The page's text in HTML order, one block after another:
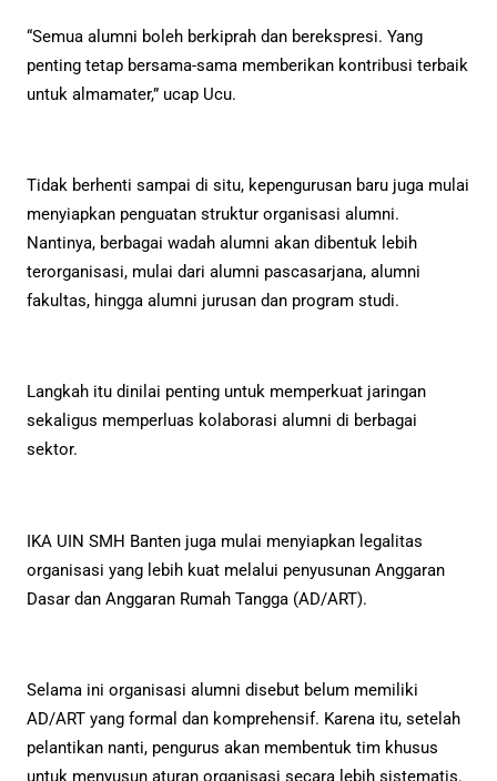
“Semua alumni boleh berkiprah dan berekspresi. Yang
penting tetap bersama-sama memberikan kontribusi terbaik
untuk almamater,” ucap Ucu.
Tidak berhenti sampai di situ, kepengurusan baru juga mulai
menyiapkan penguatan struktur organisasi alumni.
Nantinya, berbagai wadah alumni akan dibentuk lebih
terorganisasi, mulai dari alumni pascasarjana, alumni
fakultas, hingga alumni jurusan dan program studi.
Langkah itu dinilai penting untuk memperkuat jaringan
sekaligus memperluas kolaborasi alumni di berbagai
sektor.
IKA UIN SMH Banten juga mulai menyiapkan legalitas
organisasi yang lebih kuat melalui penyusunan Anggaran
Dasar dan Anggaran Rumah Tangga (AD/ART).
Selama ini organisasi alumni disebut belum memiliki
AD/ART yang formal dan komprehensif. Karena itu, setelah
pelantikan nanti, pengurus akan membentuk tim khusus
untuk menyusun aturan organisasi secara lebih sistematis.